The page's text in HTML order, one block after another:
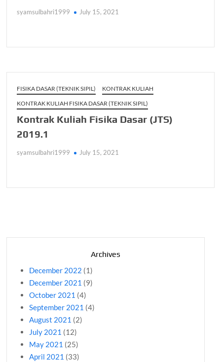
syamsulbahri1999 July 15, 2021
FISIKA DASAR (TEKNIK SIPIL)
KONTRAK KULIAH
KONTRAK KULIAH FISIKA DASAR (TEKNIK SIPIL)
Kontrak Kuliah Fisika Dasar (JTS)
2019.1
syamsulbahri1999 July 15, 2021
Archives
December 2022 (1)
December 2021 (9)
October 2021 (4)
September 2021 (4)
August 2021 (2)
July 2021 (12)
May 2021 (25)
April 2021 (33)